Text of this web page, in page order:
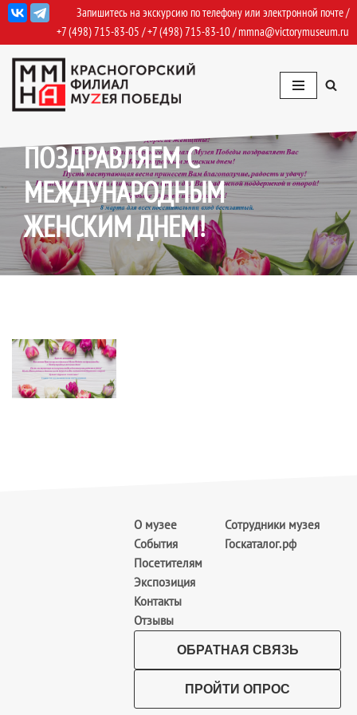
Перейти
к
содержимому
Запишитесь на экскурсию по телефону или электронной почте /
+7 (498) 715-83-05 /+7 (498) 715-83-10/mmna@victorymuseum.ru
08.03.2021
ПОЗДРАВЛЯЕМ С
МЕЖДУНАРОДНЫМ
ЖЕНСКИМ ДНЕМ!
О музее
События
Посетителям
Экспозиция
Контакты
Отзывы
Сотрудники музея
Госкаталог.рф
ОБРАТНАЯ СВЯЗЬ
ПРОЙТИ ОПРОС